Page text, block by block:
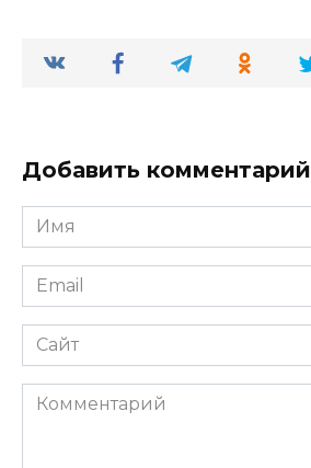
Добавить комментарий
Имя
*
Email
*
Сайт
Комментарий